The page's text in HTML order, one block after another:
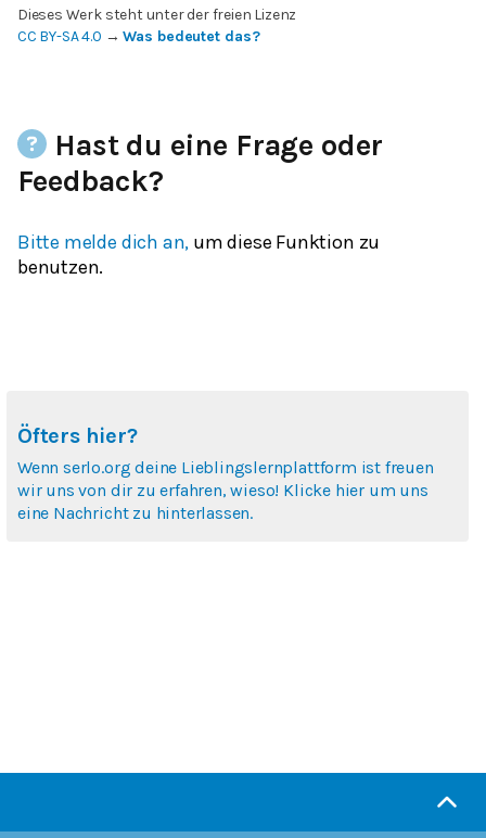
Dieses Werk steht unter der freien Lizenz
CC BY-SA 4.0 →Was bedeutet das?
Hast du eine Frage oder
Feedback?
Bitte melde dich an, um diese Funktion zu
benutzen.
Öfters hier?
Wenn serlo.org deine Lieblingslernplattform ist freuen
wir uns von dir zu erfahren, wieso! Klicke hier um uns
eine Nachricht zu hinterlassen.